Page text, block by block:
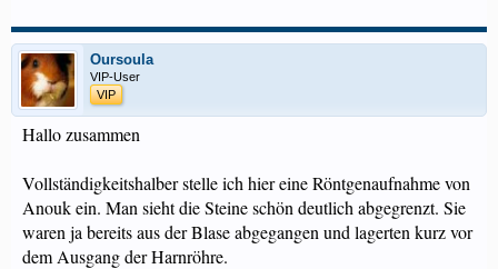
Oursoula
VIP-User
VIP
Hallo zusammen
Vollständigkeitshalber stelle ich hier eine Röntgenaufnahme von
Anouk ein. Man sieht die Steine schön deutlich abgegrenzt. Sie
waren ja bereits aus der Blase abgegangen und lagerten kurz vor
dem Ausgang der Harnröhre.